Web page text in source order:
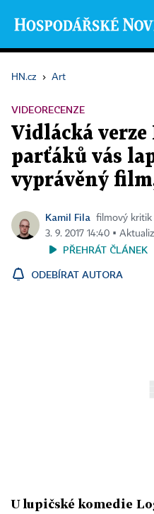
HN.cz › Art
VIDEORECENZE
Vidlácká verze
parťáků vás
vyprávěný
Kamil Fila
filmový kritik
3. 9. 2017 14:40 ▪
PŘEHRÁT ČLÁNEK
ODEBÍRAT AUTORA
U lupičské komedie